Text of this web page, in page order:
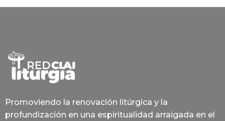
Promoviendo la renovación litúrgica y la
profundización en una espiritualidad arraigada en el